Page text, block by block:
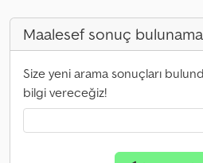
Maalesef sonuç
Size yeni arama sonuçları
bilgi vereceğiz!